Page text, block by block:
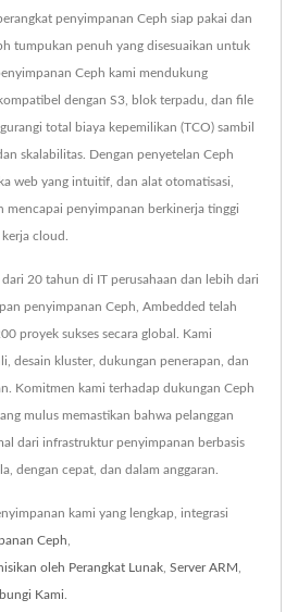
penyimpanan Ceph siap pakai dan
tumpukan penuh yang disesuaikan untuk
Ceph kami mendukung
dengan S3, blok terpadu, dan file
total biaya kepemilikan (TCO) sambil
skalabilitas. Dengan penyetelan Ceph
web yang intuitif, dan alat otomatisasi,
mencapai penyimpanan berkinerja tinggi
cloud.
20 tahun di IT perusahaan dan lebih dari
penyimpanan Ceph, Ambedded telah
proyek sukses secara global. Kami
desain kluster, dukungan penerapan, dan
Komitmen kami terhadap dukungan Ceph
mulus memastikan bahwa pelanggan
dari infrastruktur penyimpanan berbasis
dengan cepat, dan dalam anggaran.
kami yang lengkap, integrasi
Ceph
oleh Perangkat Lunak Server ARM
Kami